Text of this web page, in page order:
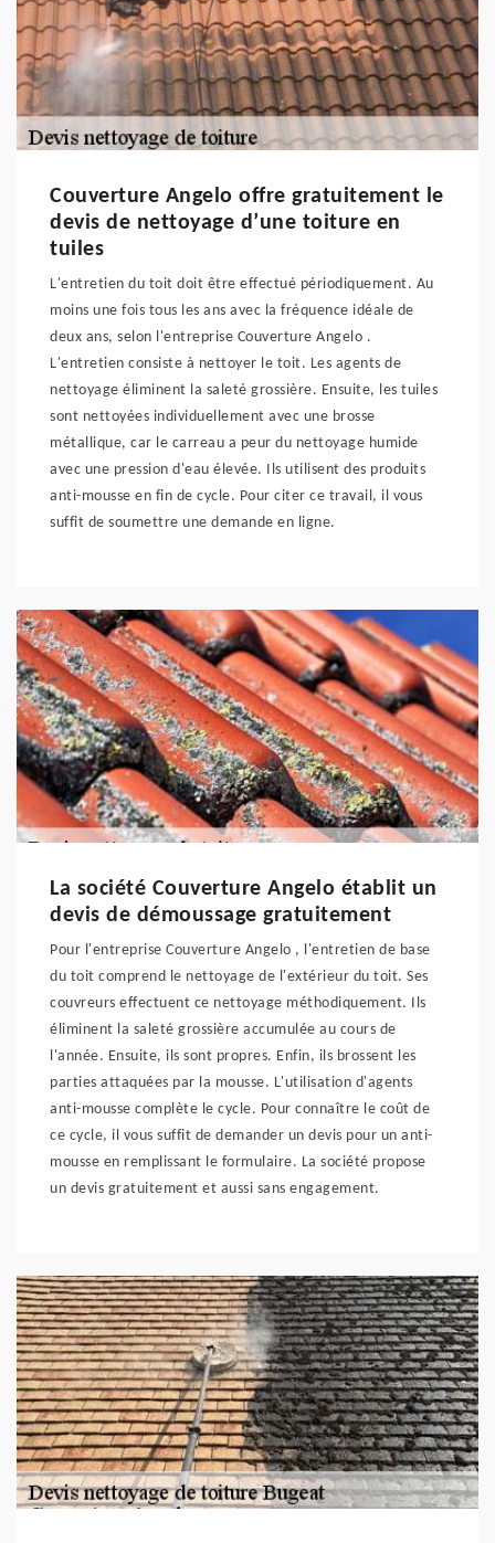
Couverture Angelo offre gratuitement le
devis de nettoyage d’une toiture en
tuiles
L'entretien du toit doit être effectué périodiquement. Au
moins une fois tous les ans avec la fréquence idéale de
deux ans, selon l'entreprise Couverture Angelo .
L'entretien consiste à nettoyer le toit. Les agents de
nettoyage éliminent la saleté grossière. Ensuite, les tuiles
sont nettoyées individuellement avec une brosse
métallique, car le carreau a peur du nettoyage humide
avec une pression d'eau élevée. Ils utilisent des produits
anti-mousse en fin de cycle. Pour citer ce travail, il vous
suffit de soumettre une demande en ligne.
La société Couverture Angelo établit un
devis de démoussage gratuitement
Pour l'entreprise Couverture Angelo , l'entretien de base
du toit comprend le nettoyage de l'extérieur du toit. Ses
couvreurs effectuent ce nettoyage méthodiquement. Ils
éliminent la saleté grossière accumulée au cours de
l'année. Ensuite, ils sont propres. Enfin, ils brossent les
parties attaquées par la mousse. L'utilisation d'agents
anti-mousse complète le cycle. Pour connaître le coût de
ce cycle, il vous suffit de demander un devis pour un anti-
mousse en remplissant le formulaire. La société propose
un devis gratuitement et aussi sans engagement.